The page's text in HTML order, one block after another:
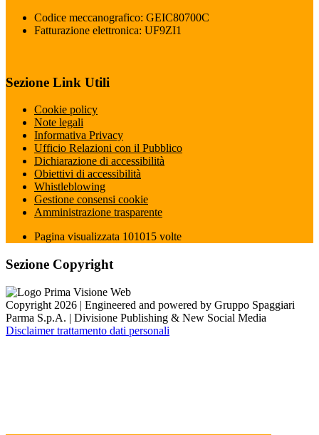
Codice meccanografico: GEIC80700C
Fatturazione elettronica: UF9ZI1
Sezione Link Utili
Cookie policy
Note legali
Informativa Privacy
Ufficio Relazioni con il Pubblico
Dichiarazione di accessibilità
Obiettivi di accessibilità
Whistleblowing
Gestione consensi cookie
Amministrazione trasparente
Pagina visualizzata 101015 volte
Sezione Copyright
Copyright 2026 | Engineered and powered by Gruppo Spaggiari
Parma S.p.A. | Divisione Publishing & New Social Media
Disclaimer trattamento dati personali